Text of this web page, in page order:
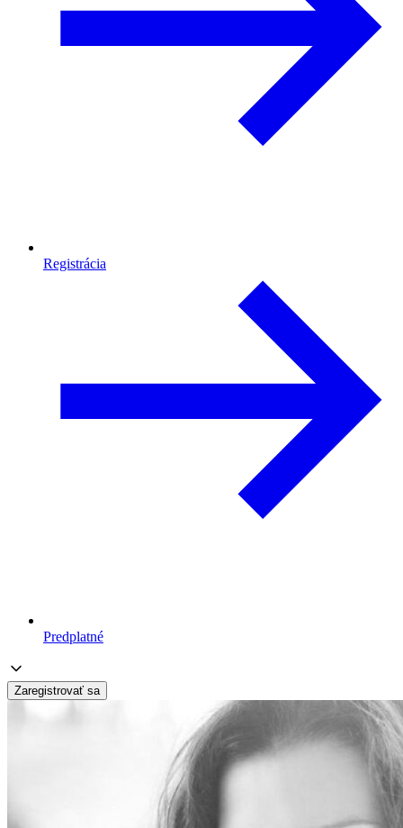
Registrácia
Predplatné
Zaregistrovať sa